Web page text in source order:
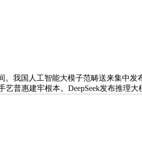
国人工智能大模子范畴送来集中发
普惠建牢根本。DeepSeek发布推理